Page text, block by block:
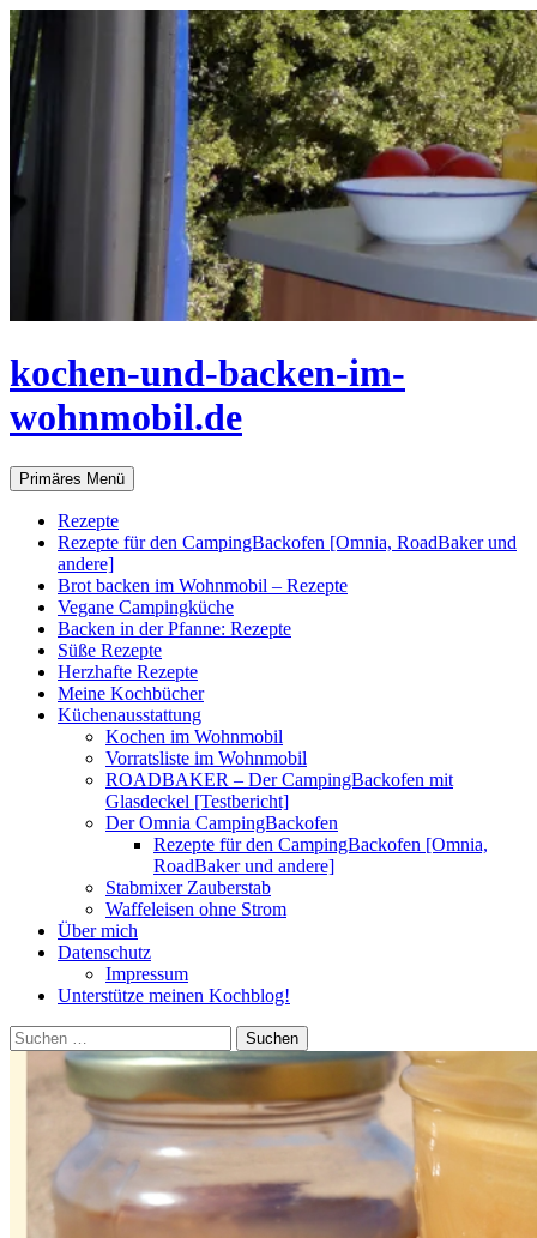
Zum
Inhalt
springen
kochen-und-backen-im-
wohnmobil.de
Suchen
Primäres Menü
Rezepte
Rezepte für den CampingBackofen [Omnia, RoadBaker und
andere]
Brot backen im Wohnmobil – Rezepte
Vegane Campingküche
Backen in der Pfanne: Rezepte
Süße Rezepte
Herzhafte Rezepte
Meine Kochbücher
Küchenausstattung
Kochen im Wohnmobil
Vorratsliste im Wohnmobil
ROADBAKER – Der CampingBackofen mit
Glasdeckel [Testbericht]
Der Omnia CampingBackofen
Rezepte für den CampingBackofen [Omnia,
RoadBaker und andere]
Stabmixer Zauberstab
Waffeleisen ohne Strom
Über mich
Datenschutz
Impressum
Unterstütze meinen Kochblog!
Suchen
nach: